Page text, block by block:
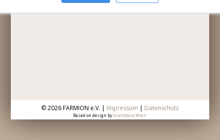
Die Vergessenen
©2026 FARMION e.V. | Impressum | Datenschutz
Based on design byGrafikbüro Wien